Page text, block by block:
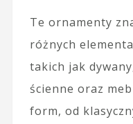
Te ornamenty
różnych
takich jak
ścienne oraz
form, od